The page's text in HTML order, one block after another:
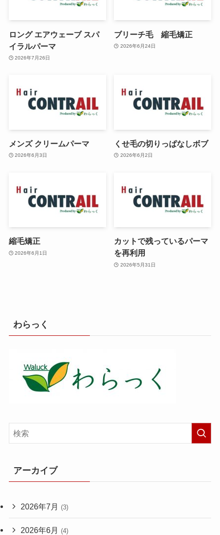
ロング エアウェーブ スパ
イラルパーマ
2026年7月26日
ブリーチ毛 縮毛矯正
2026年6月24日
メンズ クリームパーマ
2026年6月3日
くせ毛の切りっぱなしボブ
2026年6月2日
縮毛矯正
2026年6月1日
カットで残っているパーマ
を再利用
2026年5月31日
わらっく
アーカイブ
2026年7月 (3)
2026年6月 (4)